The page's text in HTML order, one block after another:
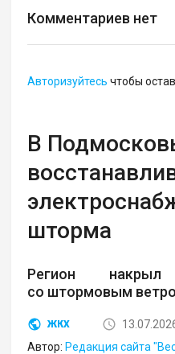
Комментариев нет
Авторизуйтесь чтобы
В
шторма
Регион
со штормовым
ЖКХ
Автор: Редакция сайта